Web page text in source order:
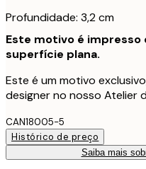
Profundidade: 3,2 cm
Este motivo é
superfície plana.
Este é um motivo
designer no nosso Atelier
CAN18005-5
Histórico de preço
Saiba mais